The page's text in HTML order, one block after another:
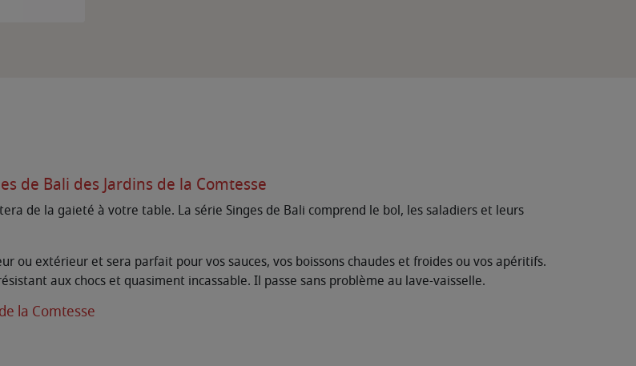
de Bali des Jardins de la Comtesse
de la gaieté à votre table. La série Singes de Bali comprend le bol, les saladiers et leurs
ou extérieur et sera parfait pour vos sauces, vos boissons chaudes et froides ou vos apéritifs.
aux chocs et quasiment incassable. Il passe sans problème au lave-vaisselle.
la Comtesse